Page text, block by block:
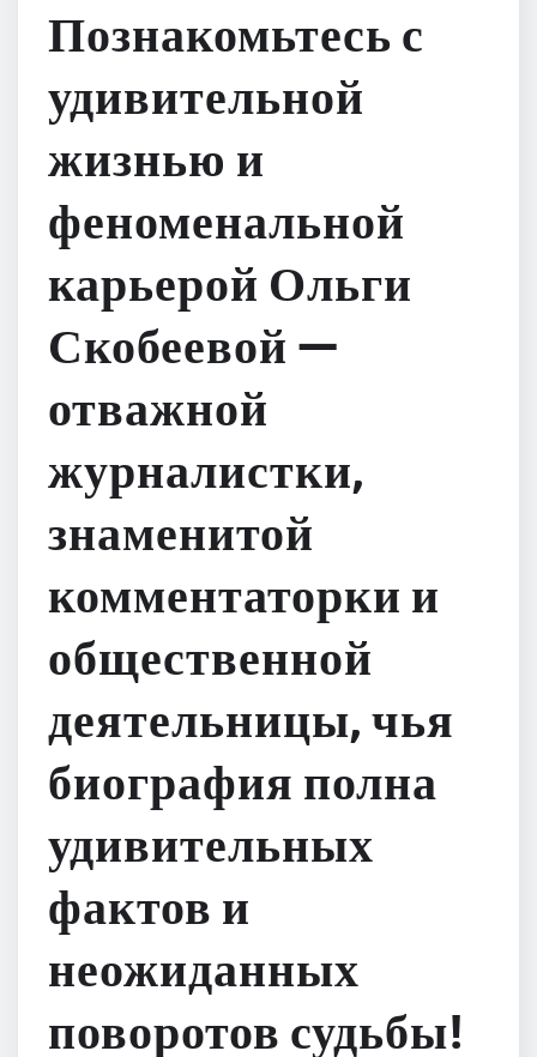
Познакомьтесь с
удивительной
жизнью и
феноменальной
карьерой Ольги
Скобеевой —
отважной
журналистки,
знаменитой
комментаторки и
общественной
деятельницы, чья
биография полна
удивительных
фактов и
неожиданных
поворотов судьбы!